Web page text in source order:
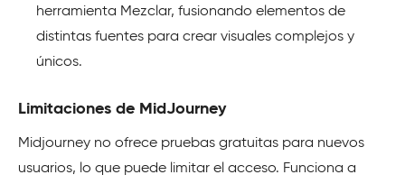
herramienta Mezclar, fusionando elementos de
distintas fuentes para crear visuales complejos y
únicos.
Limitaciones de MidJourney
Midjourney no ofrece pruebas gratuitas para nuevos
usuarios, lo que puede limitar el acceso. Funciona a